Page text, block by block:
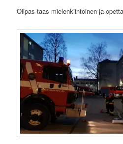
Olipas taas mielenkiintoinen ja